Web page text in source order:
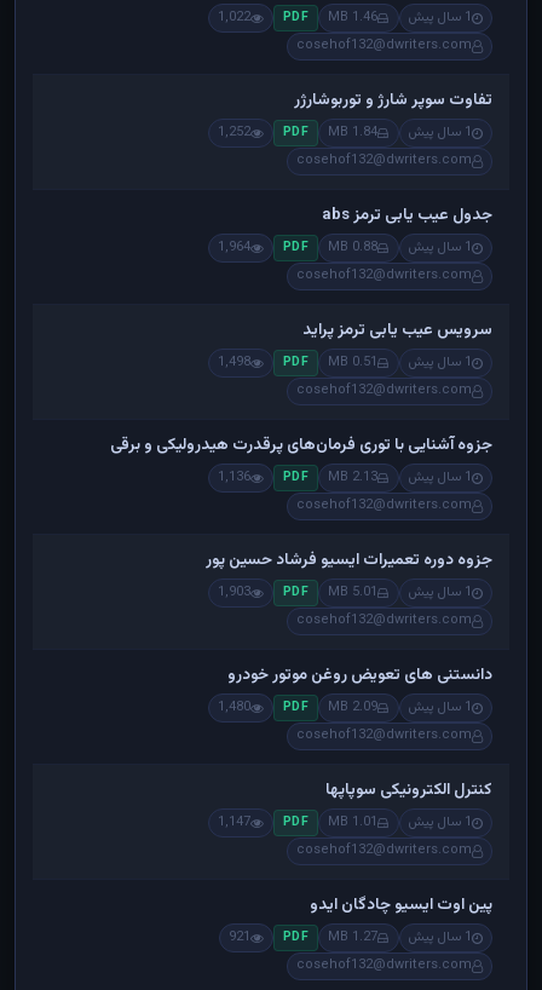
1 سال پیش 1.46 MB
PDF
1,022
cosehof132@dwriters.com
تفاوت سوپر شارژ و توربوشارژر
1 سال پیش 1.84 MB
PDF
1,252
cosehof132@dwriters.com
جدول عیب یابی ترمز abs
1 سال پیش 0.88 MB
PDF
1,964
cosehof132@dwriters.com
سرویس عیب یابی ترمز پراید
1 سال پیش 0.51 MB
PDF
1,498
cosehof132@dwriters.com
جزوه آشنایی با توری فرمان‌های پرقدرت هیدرولیکی و برقی
1 سال پیش 2.13 MB
PDF
1,136
cosehof132@dwriters.com
جزوه دوره تعمیرات ایسیو فرشاد حسین پور
1 سال پیش 5.01 MB
PDF
1,903
cosehof132@dwriters.com
دانستنی های تعویض روغن موتور خودرو
1 سال پیش 2.09 MB
PDF
1,480
cosehof132@dwriters.com
کنترل الکترونیکی سوپاپها
1 سال پیش 1.01 MB
PDF
1,147
cosehof132@dwriters.com
پین اوت ایسیو چادگان ایدو
1 سال پیش 1.27 MB
PDF
921
cosehof132@dwriters.com